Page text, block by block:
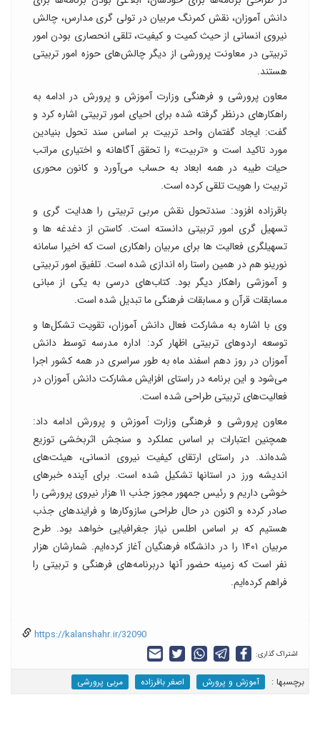
دانش آموزان، نقش کمرنگ مربیان در تولی گری مدارس، چالش
نیروی انسانی از حیث کمیت و کیفیت، تلقی انحصاری بودن امور
تربیتی در معاونت پرورشی از دیگر چالش‌های حوزه امور تربیتی
هستند.
معاون پرورشی و فرهنگی وزارت آموزش و پرورش در ادامه به
راهکارهای درنظر گرفته شده برای احیای امور تربیتی اشاره کرد و
گفت: ایجاد گفتمان واحد تربیت بر اساس سند تحول بنیادین
مورد تاکید است و «تربیت» را تحقق آگاهانه و اختیاری مراتب
حیات طیبه در همه ابعاد به حساب می‌آورد و کانون محوری
تربیت را هویت تلقی کرده است.
باقرزاده افزود: سندتحول نقش مربی تربیتی را هدایت گری و
تسهیل گری امور تربیتی دانسته است. کاستن از دغدغه ها و
تسهیلگری فعالیت ها برای مربیان راهکاری است که اخیرا سامانه
نورینو هم در همین راستا راه اندازی شده است. تلفیق امور تربیتی
و آموزشی راهکار دیگر بود. کتاب‌های درسی به یکی از مبانی
مسابقات قرآن و مسابقات فرهنگی ما تبدیل شده است.
وی با اشاره به مشارکت فعال دانش آموزان، تقویت تشکل‌ها و
توسعه اردوهای تربیتی اظهار کرد: اداره مدرسه توسط دانش
آموزان در روز دهم اسفند ماه به طور سراسری در همه کشور اجرا
می‌شود و این برنامه در راستای افزایش مشارکت دانش آموزان در
فعالیت‌های تربیتی طراحی شده است.
معاون پرورشی و فرهنگی وزارت آموزش و پرورش ادامه داد:
همچنین اعتبارات بر اساس عملکرد و سنجش اثربخشی توزیع
شده‌اند. در راستای ارتقای کیفیت نیروی انسانی، هیئت‌های
اندیشه ورز در استانها تشکیل شده است. برای آینده خبرهای
خوشی داریم و رئیس جمهور مجوز جذب ۱۱ هزار نیروی پرورشی را
صادر کرده و اکنون در حال طراحی سازوکارها و فرایندهای جذب
هستیم که بر اساس اطلس نیاز جغرافیایی خواهد بود. طرح
مربیان ۱۴۰۱ را در دانشگاه فرهنگیان آغاز کرده‌ایم. شمارشان هزار
نفر است که زمینه حضور آنها دربرنامه‌های فرهنگی و تربیتی را
فراهم کرده‌ایم.
https://kalanshahr.ir/32090
اشتراک گذاری:
برچسب‎ها : آموزش و پرورش اصغر باقرزاده مربی پرورشی